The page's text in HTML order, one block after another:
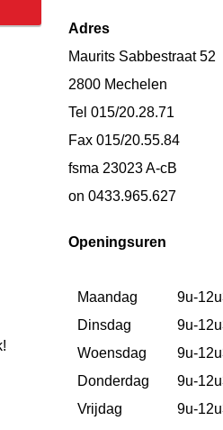
Adres
Maurits Sabbestraat 52
2800 Mechelen
Tel 015/20.28.71
Fax 015/20.55.84
fsma 23023 A-cB
on 0433.965.627
Openingsuren
Maandag
Dinsdag
Woensdag
Donderdag
Vrijdag
9u-
9u-
9u-
9u-
9u-